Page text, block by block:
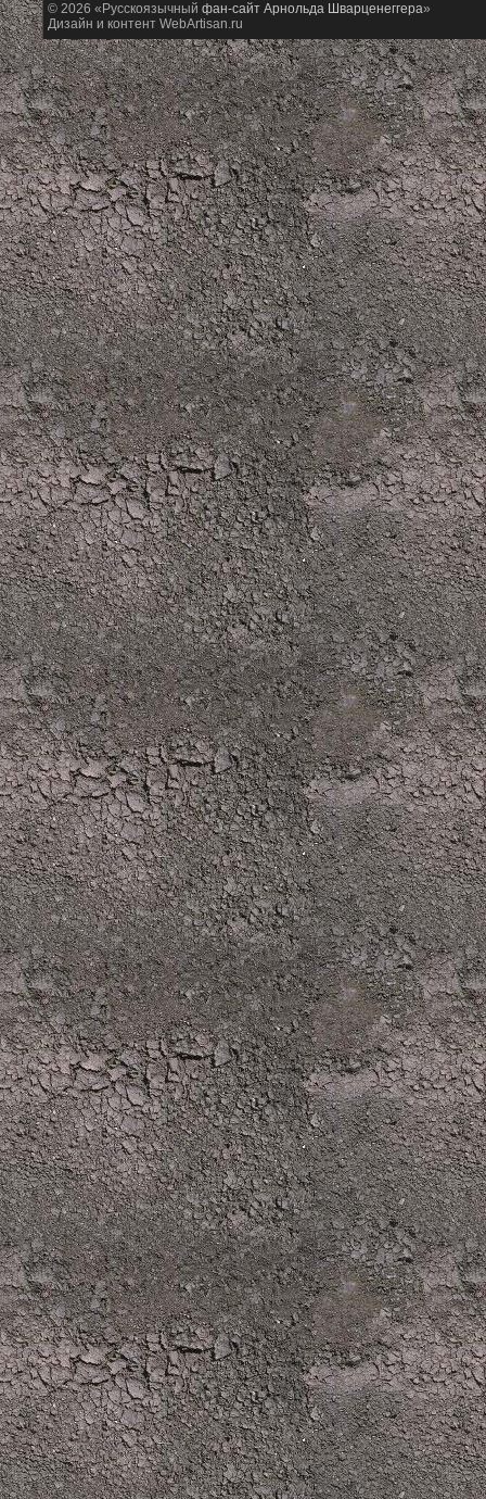
© 2026 «Русскоязычный фан-сайт Арнольда Шварценеггера»
Дизайн и контент WebArtisan.ru